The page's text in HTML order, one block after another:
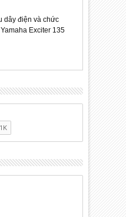
dây điện và chức
Exciter 135